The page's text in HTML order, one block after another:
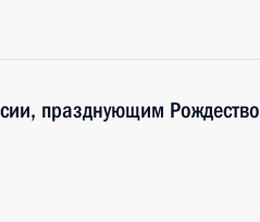
празднующим Рождество